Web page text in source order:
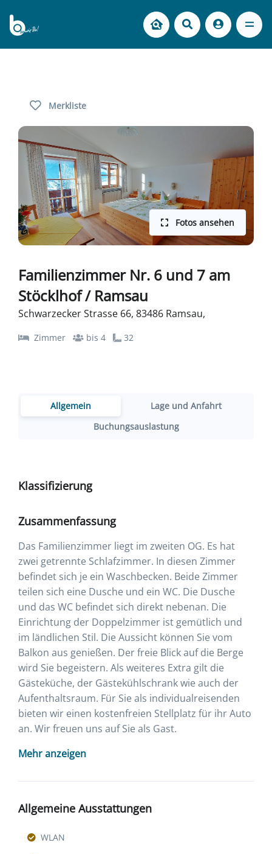
Merkliste
Fotos ansehen
Familienzimmer Nr. 6 und 7 am
Stöcklhof / Ramsau
Schwarzecker Strasse 66, 83486 Ramsau,
Zimmer bis 4 32
Allgemein
Lage und Anfahrt
Buchungsauslastung
Klassifizierung
Zusammenfassung
Das Familienzimmer liegt im zweiten OG. Es hat
zwei getrennte Schlafzimmer. In diesen Zimmer
befindet sich je ein Waschbecken. Beide Zimmer
teilen sich eine Dusche und ein WC. Die Dusche
und das WC befindet sich direkt nebenan. Die
Einrichtung der Doppelzimmer ist gemütlich und
im ländlichen Stil. Die Aussicht können Sie vom
Balkon aus genießen. Der freie Blick auf die Berge
wird Sie begeistern. Als weiteres Extra gilt die
Gästeküche, der Gästekühlschrank wie auch der
Aufenthaltsraum. Für Sie als individualreisenden
bieten wir einen kostenfreien Stellplatz für ihr Auto
an. Wir freuen uns auf Sie als Gast.
Mehr anzeigen
Allgemeine Ausstattungen
WLAN